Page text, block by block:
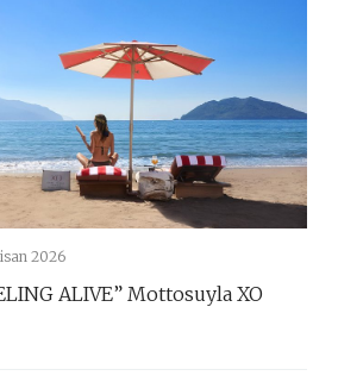
2026
ALIVE” Mottosuyla XO